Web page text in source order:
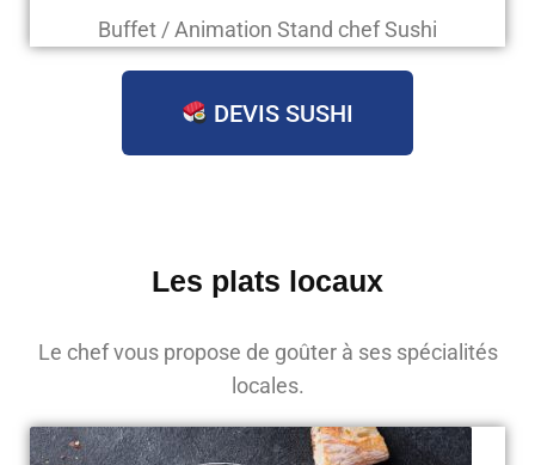
Buffet / Animation Stand chef Sushi
DEVIS SUSHI
Les plats locaux
Le chef vous propose de goûter à ses spécialités
locales.